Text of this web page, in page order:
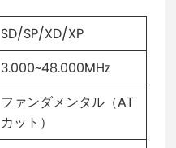
SD/SP/XD/XP
3.000~48.000MHz
ファンダメンタル（AT
カット）